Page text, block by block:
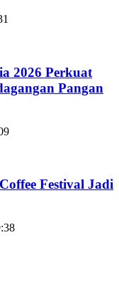
2026 Perkuat
Pangan
Festival Jadi